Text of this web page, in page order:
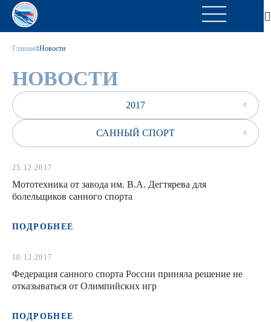
Главная Новости
НОВОСТИ
2017
САННЫЙ СПОРТ
25.12.2017
Мототехника от завода им. В.А. Дегтярева для
болельщиков санного спорта
ПОДРОБНЕЕ
10.12.2017
Федерация санного спорта России приняла решение не
отказываться от Олимпийских игр
ПОДРОБНЕЕ